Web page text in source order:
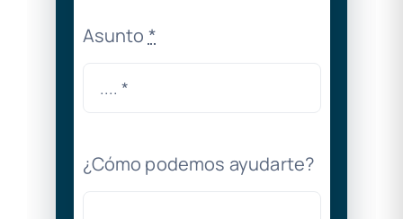
Asunto *
¿Cómo podemos ayudarte?